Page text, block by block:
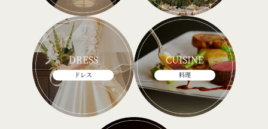
DRESS
ドレス
CUISINE
料理